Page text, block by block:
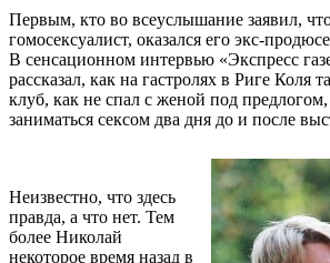
Первым, кто во всеуслышание заявил,
гомосексуалист, оказался его экс-
В сенсационном интервью «Экспресс
рассказал, как на гастролях в Риге Коля
клуб, как не спал с женой под предлогом,
заниматься сексом два дня до и после
Неизвестно, что здесь
правда, а что нет. Тем
более Николай
некоторое время назад в